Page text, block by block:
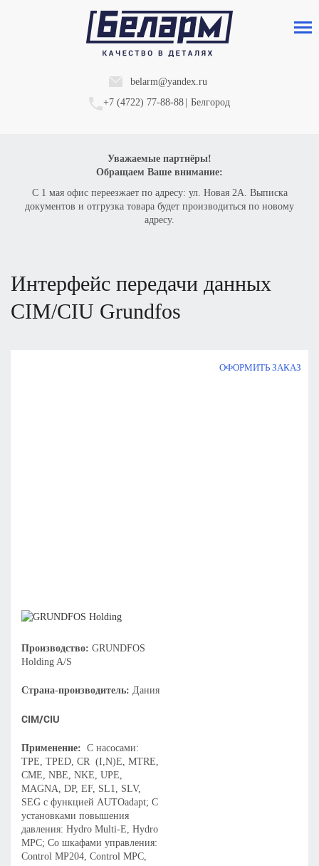
belarm@yandex.ru
+7 (4722) 77-88-88
Белгород
Уважаемые партнёры!
Обращаем Ваше внимание:
С 1 мая офис переезжает по адресу: ул. Новая 2А. Выписка
документов и отгрузка товара будет производиться по новому
адресу.
интерфейс передачи данных
CIM/CIU Grundfos
ОФОРМИТЬ ЗАКАЗ
Производство: GRUNDFOS
Holding A/S
Страна-производитель: Дания
CIM/CIU
Применение: С насосами:
TPE, TPED, CR (I,N)E, MTRE,
CME, NBE, NKE, UPE,
MAGNA, DP, EF, SL1, SLV,
SEG с функцией AUTOadapt; С
установками повышения
давления: Hydro Multi-E, Hydro
MPC; Со шкафами управления:
Control MP204, Control MPC,